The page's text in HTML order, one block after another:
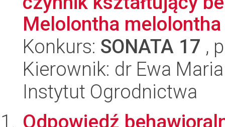
Melolontha melolontha
Konkurs: SONATA 17 ,
Kierownik: dr Ewa
Instytut Ogrodnictwa
Odpowiedź